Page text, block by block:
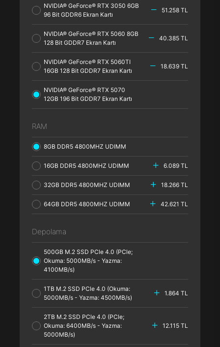
NVIDIA® GeForce® RTX 3050 6GB
96 Bit GDDR6 Ekran Kartı
51.258 TL
NVIDIA® GeForce® RTX 5060 8GB
128 Bit GDDR7 Ekran Kartı
40.385 TL
NVIDIA® GeForce® RTX 5060TI
16GB 128 Bit GDDR7 Ekran Kartı
18.639 TL
NVIDIA® GeForce® RTX 5070
12GB 196 Bit GDDR7 Ekran Kartı
RAM
8GB DDR5 4800MHZ UDIMM
16GB DDR5 4800MHZ UDIMM 6.089 TL
32GB DDR5 4800MHZ UDIMM 18.266 TL
64GB DDR5 4800MHZ UDIMM 42.621 TL
Depolama
500GB M.2 SSD PCle 4.0 (PCle;
Okuma: 5000MB/s - Yazma:
4100MB/s)
1TB M.2 SSD PCle 4.0 (Okuma:
5000MB/s - Yazma: 4500MB/s)
1.864 TL
2TB M.2 SSD PCle 4.0 (PCle;
Okuma: 6400MB/s - Yazma:
5000MB/s)
12.115 TL